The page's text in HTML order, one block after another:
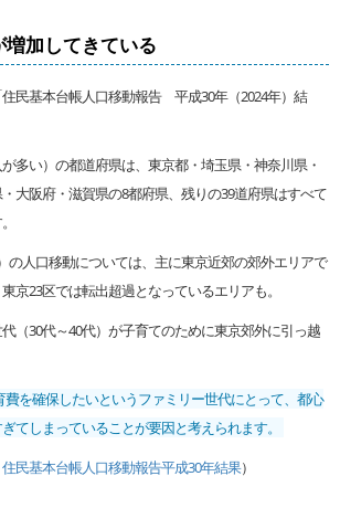
加してきている
民基本台帳人口移動報告 平成30年（2024年）結
多い）の都道府県は、東京都・埼玉県・神奈川県・
大阪府・滋賀県の8都府県、残りの39道府県はすべて
の人口移動については、主に東京近郊の郊外エリアで
京23区では転出超過となっているエリアも。
（30代～40代）が子育てのために東京郊外に引っ越
を確保したいというファミリー世代にとって、都心
てしまっていることが要因と考えられます。
民基本台帳人口移動報告平成30年結果）